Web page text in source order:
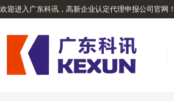
欢迎进入广东科讯，高新企业认定代理申报公司官网！